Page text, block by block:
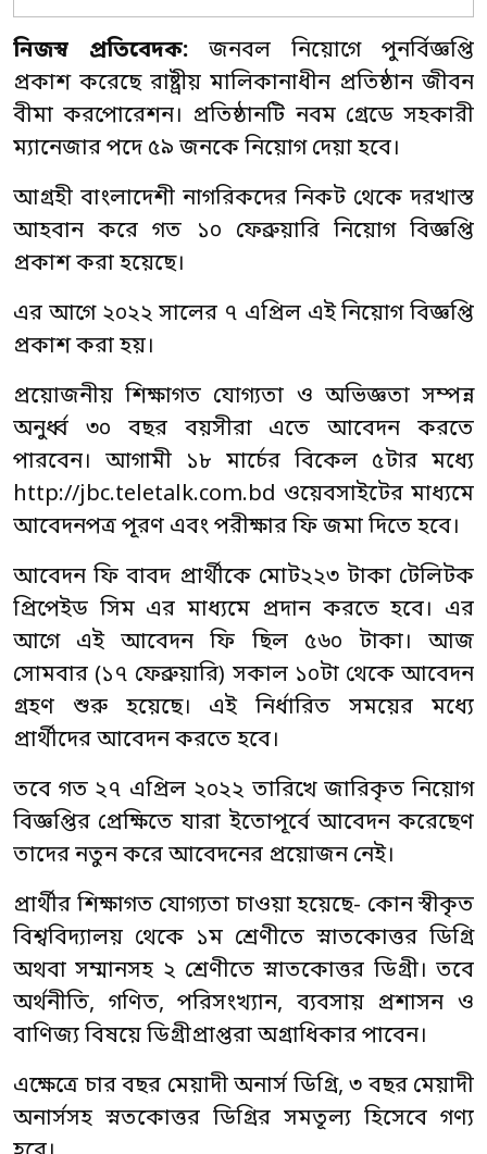
নিজস্ব প্রতিবেদক: জনবল নিয়োগে পুনর্বিজ্ঞপ্তি
প্রকাশ করেছে রাষ্ট্রীয় মালিকানাধীন প্রতিষ্ঠান জীবন
বীমা করপোরেশন। প্রতিষ্ঠানটি নবম গ্রেডে সহকারী
ম্যানেজার পদে ৫৯ জনকে নিয়োগ দেয়া হবে।
আগ্রহী বাংলাদেশী নাগরিকদের নিকট থেকে দরখাস্ত
আহবান করে গত ১০ ফেব্রুয়ারি নিয়োগ বিজ্ঞপ্তি
প্রকাশ করা হয়েছে।
এর আগে ২০২২ সালের ৭ এপ্রিল এই নিয়োগ বিজ্ঞপ্তি
প্রকাশ করা হয়।
প্রয়োজনীয় শিক্ষাগত যোগ্যতা ও অভিজ্ঞতা সম্পন্ন
অনুর্ধ্ব ৩০ বছর বয়সীরা এতে আবেদন করতে
পারবেন। আগামী ১৮ মার্চের বিকেল ৫টার মধ্যে
http://jbc.teletalk.com.bd ওয়েবসাইটের মাধ্যমে
আবেদনপত্র পূরণ এবং পরীক্ষার ফি জমা দিতে হবে।
আবেদন ফি বাবদ প্রার্থীকে মোট২২৩ টাকা টেলিটক
প্রিপেইড সিম এর মাধ্যমে প্রদান করতে হবে। এর
আগে এই আবেদন ফি ছিল ৫৬০ টাকা। আজ
সোমবার (১৭ ফেব্রুয়ারি) সকাল ১০টা থেকে আবেদন
গ্রহণ শুরু হয়েছে। এই নির্ধারিত সময়ের মধ্যে
প্রার্থীদের আবেদন করতে হবে।
তবে গত ২৭ এপ্রিল ২০২২ তারিখে জারিকৃত নিয়োগ
বিজ্ঞপ্তির প্রেক্ষিতে যারা ইতোপূর্বে আবেদন করেছেণ
তাদের নতুন করে আবেদনের প্রয়োজন নেই।
প্রার্থীর শিক্ষাগত যোগ্যতা চাওয়া হয়েছে- কোন স্বীকৃত
বিশ্ববিদ্যালয় থেকে ১ম শ্রেণীতে স্নাতকোত্তর ডিগ্রি
অথবা সম্মানসহ ২ শ্রেণীতে স্নাতকোত্তর ডিগ্রী। তবে
অর্থনীতি, গণিত, পরিসংখ্যান, ব্যবসায় প্রশাসন ও
বাণিজ্য বিষয়ে ডিগ্রীপ্রাপ্তরা অগ্রাধিকার পাবেন।
এক্ষেত্রে চার বছর মেয়াদী অনার্স ডিগ্রি, ৩ বছর মেয়াদী
অনার্সসহ স্নতকোত্তর ডিগ্রির সমতূল্য হিসেবে গণ্য